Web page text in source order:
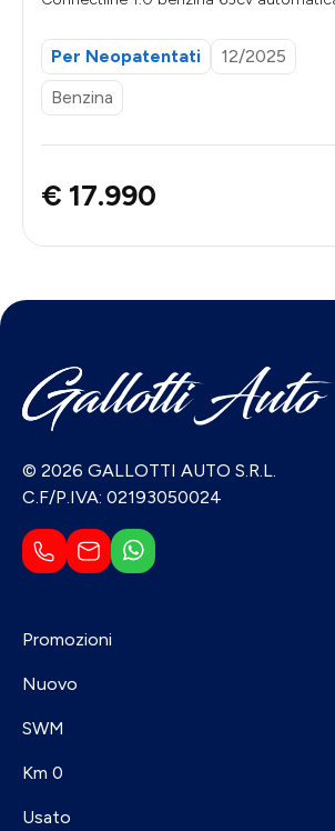
Per Neopatentati
12/2025
Benzina
€ 17.990
© 2026 GALLOTTI AUTO S.R.L.
C.F/P.IVA: 02193050024
Promozioni
Nuovo
SWM
Km 0
Usato